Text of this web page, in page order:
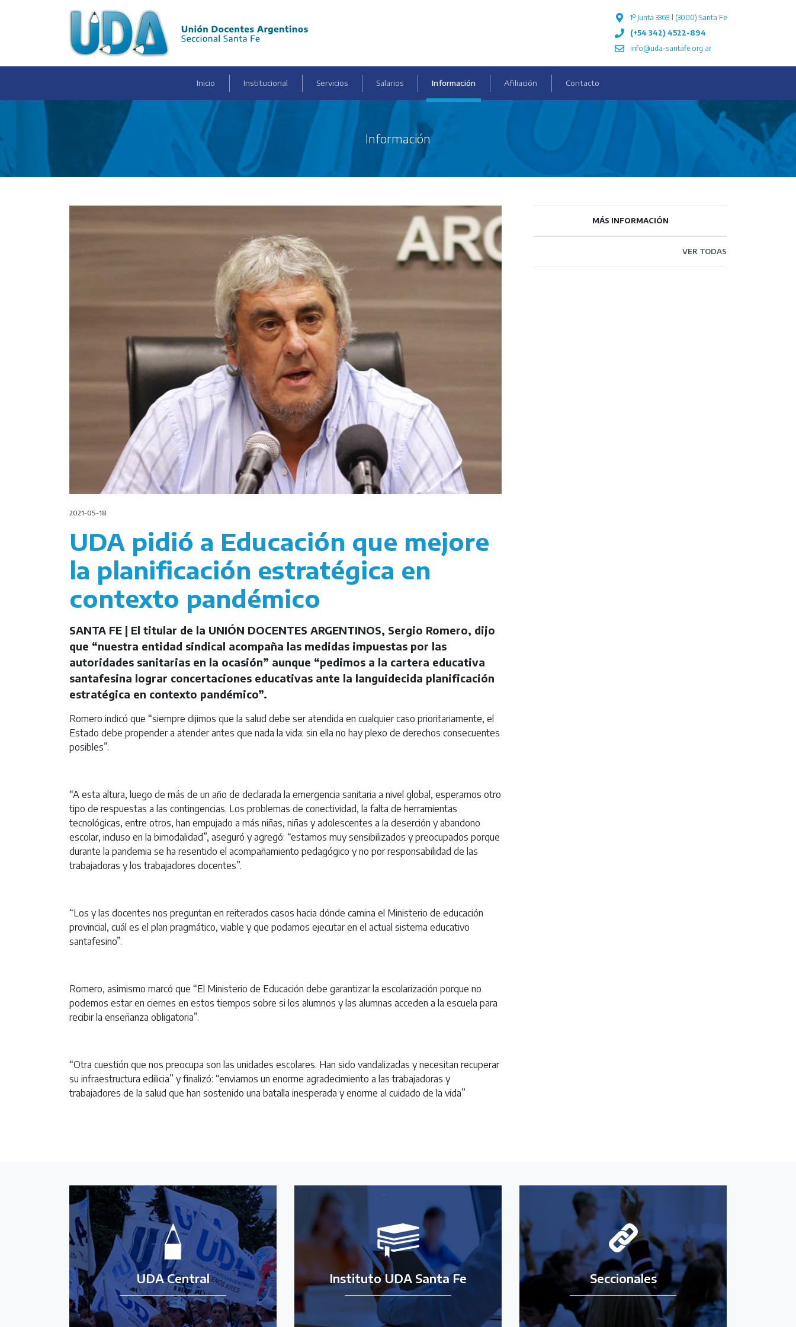
1º Junta 3369 l (3000) Santa Fe
(+54 342) 4522-894
info@uda-santafe.org.ar
Inicio (current)Institucional Servicios Salarios Información Afiliación Contacto
Información
2021-05-18
UDA pidió a Educación que mejore
la planificación estratégica en
contexto pandémico
SANTA FE | El titular de la UNIÓN DOCENTES ARGENTINOS, Sergio Romero, dijo
que “nuestra entidad sindical acompaña las medidas impuestas por las
autoridades sanitarias en la ocasión” aunque “pedimos a la cartera educativa
santafesina lograr concertaciones educativas ante la languidecida planificación
estratégica en contexto pandémico”.
Romero indicó que “siempre dijimos que la salud debe ser atendida en cualquier caso prioritariamente, el
Estado debe propender a atender antes que nada la vida: sin ella no hay plexo de derechos consecuentes
posibles”.
“A esta altura, luego de más de un año de declarada la emergencia sanitaria a nivel global, esperamos otro
tipo de respuestas a las contingencias. Los problemas de conectividad, la falta de herramientas
tecnológicas, entre otros, han empujado a más niñas, niñas y adolescentes a la deserción y abandono
escolar, incluso en la bimodalidad”, aseguró y agregó: “estamos muy sensibilizados y preocupados porque
durante la pandemia se ha resentido el acompañamiento pedagógico y no por responsabilidad de las
trabajadoras y los trabajadores docentes”.
“Los y las docentes nos preguntan en reiterados casos hacia dónde camina el Ministerio de educación
provincial, cuál es el plan pragmático, viable y que podamos ejecutar en el actual sistema educativo
santafesino”.
Romero, asimismo marcó que “El Ministerio de Educación debe garantizar la escolarización porque no
podemos estar en ciernes en estos tiempos sobre si los alumnos y las alumnas acceden a la escuela para
recibir la enseñanza obligatoria”.
“Otra cuestión que nos preocupa son las unidades escolares. Han sido vandalizadas y necesitan recuperar
su infraestructura edilicia” y finalizó: “enviamos un enorme agradecimiento a las trabajadoras y
trabajadores de la salud que han sostenido una batalla inesperada y enorme al cuidado de la vida”
MÁS INFORMACIÓN
VER TODAS
UDA Central Instituto UDA Santa Fe Seccionales